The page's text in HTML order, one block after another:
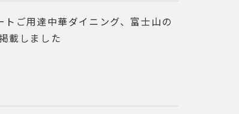
ご用達中華ダイニング、富士山の
載しました